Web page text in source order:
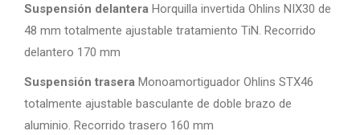
Suspensión delantera Horquilla invertida Ohlins NIX30 de
48 mm totalmente ajustable tratamiento TiN. Recorrido
delantero 170 mm
Suspensión trasera Monoamortiguador Ohlins STX46
totalmente ajustable basculante de doble brazo de
aluminio. Recorrido trasero 160 mm